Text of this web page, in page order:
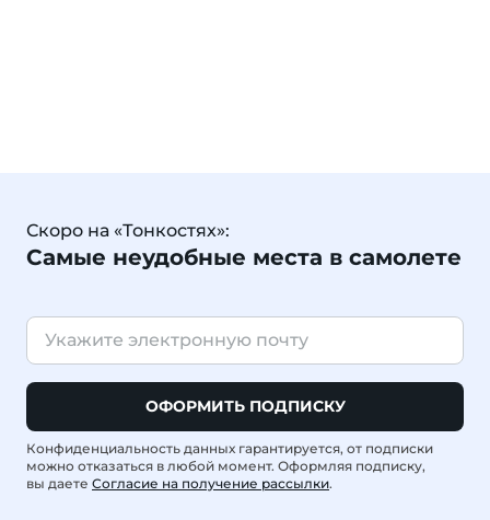
Скоро на «Тонкостях»:
Самые неудобные места в самолете
ОФОРМИТЬ ПОДПИСКУ
Конфиденциальность данных гарантируется, от подписки
можно отказаться в любой момент. Оформляя подписку,
вы даете Согласие на получение рассылки.